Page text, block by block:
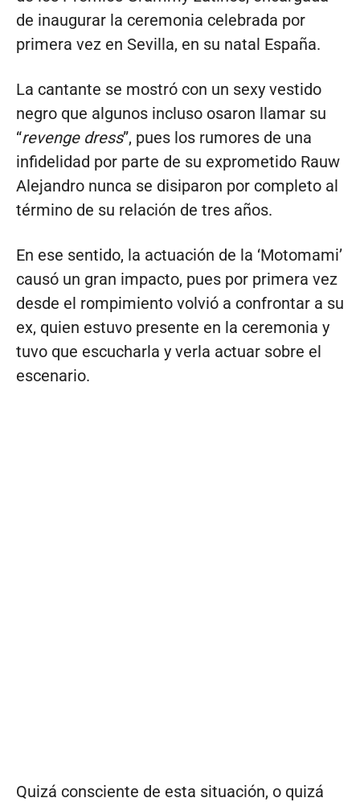
de inaugurar la ceremonia celebrada por
primera vez en Sevilla, en su natal España.
La cantante se mostró con un sexy vestido
negro que algunos incluso osaron llamar su
“revenge dress”, pues los rumores de una
infidelidad por parte de su exprometido Rauw
Alejandro nunca se disiparon por completo al
término de su relación de tres años.
En ese sentido, la actuación de la ‘Motomami’
causó un gran impacto, pues por primera vez
desde el rompimiento volvió a confrontar a su
ex, quien estuvo presente en la ceremonia y
tuvo que escucharla y verla actuar sobre el
escenario.
Quizá consciente de esta situación, o quizá